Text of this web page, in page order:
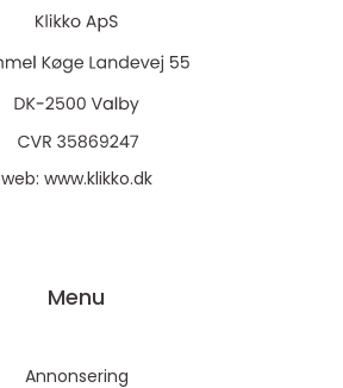
web: www.klikko.dk
Menu
Annonsering